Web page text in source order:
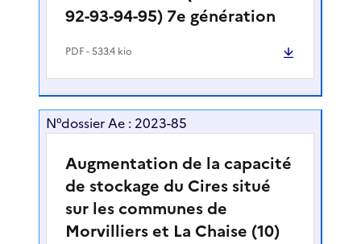
92-93-94-95) 7e génération
PDF- 533.4 kio
N°dossier Ae : 2023-85
Augmentation de la capacité
de stockage du Cires situé
sur les communes de
Morvilliers et La Chaise (10)